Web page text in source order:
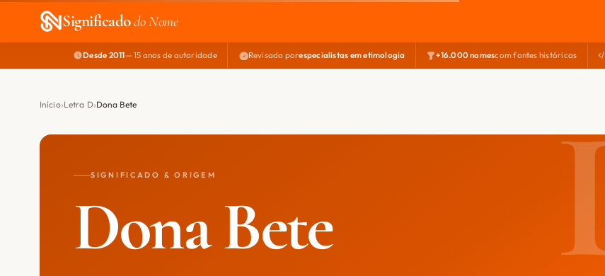
Significadodo Nome
Desde 2011— 15 anos de autoridade Revisado porespecialistas em etimologia +16.000 nomescom fontes históricas
Início Letra D Dona Bete
SIGNIFICADO & ORIGEM
Dona Bete